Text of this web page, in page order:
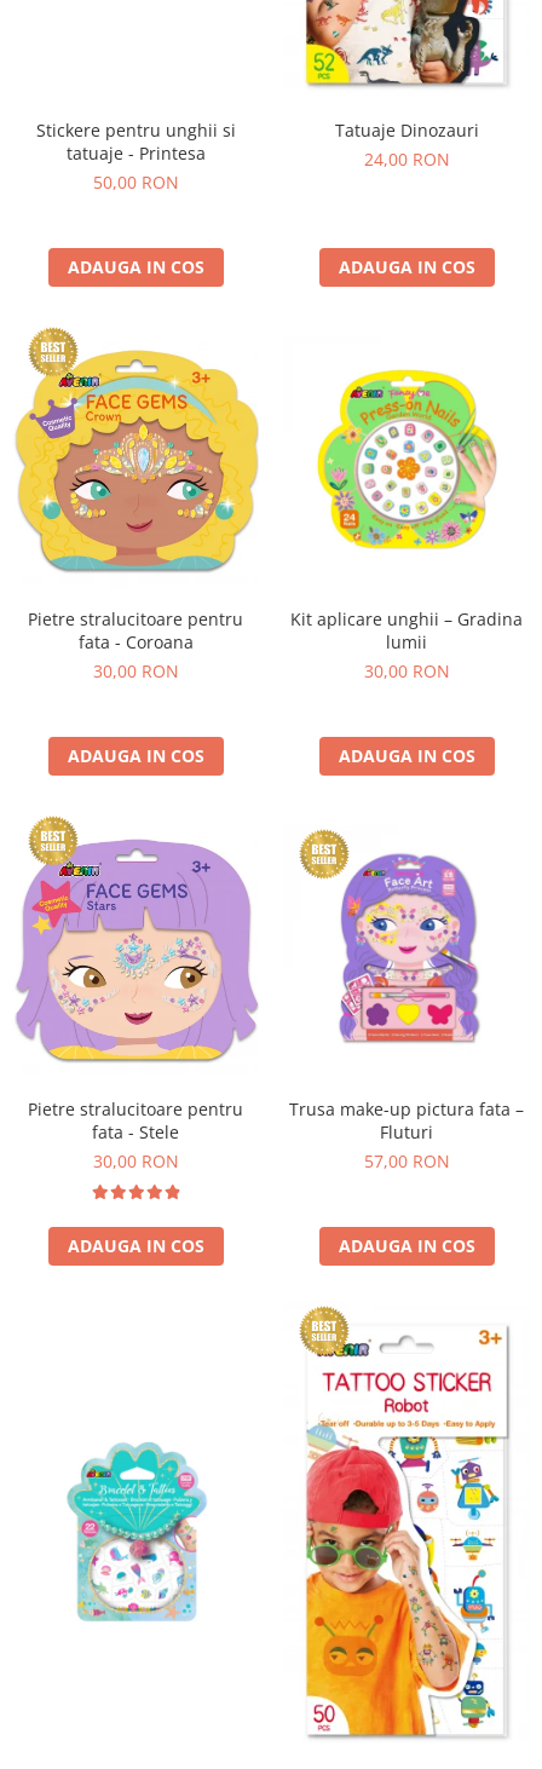
Stickere pentru unghii si
tatuaje - Printesa
50,00 RON
ADAUGA IN COS
Tatuaje Dinozauri
24,00 RON
ADAUGA IN COS
Pietre stralucitoare pentru
fata - Coroana
30,00 RON
ADAUGA IN COS
Kit aplicare unghii – Gradina
lumii
30,00 RON
ADAUGA IN COS
Pietre stralucitoare pentru
fata - Stele
30,00 RON
ADAUGA IN COS
Trusa make-up pictura fata –
Fluturi
57,00 RON
ADAUGA IN COS